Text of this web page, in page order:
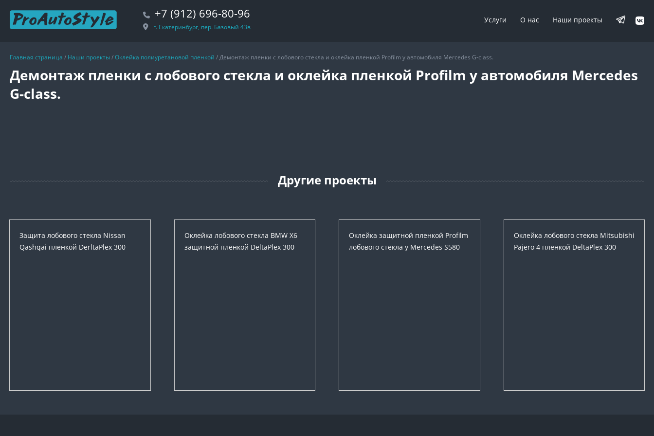
+7 (912) 696-80-96
г. Екатеринбург, пер. Базовый 43в
Услуги О нас Наши проекты
Главная страница / Наши проекты/Оклейка полиуретановой пленкой /Демонтаж пленки с лобового стекла и оклейка пленкой Profilm у автомобиля Mercedes G-class.
Демонтаж пленки с лобового стекла и оклейка пленкой Profilm у автомобиля Mercedes
G-class.
Другие проекты
Защита лобового стекла Nissan
Qashqai пленкой DerltaPlex 300
Оклейка лобового стекла BMW X6
защитной пленкой DeltaPlex 300
Оклейка защитной пленкой Profilm
лобового стекла у Mercedes S580
Оклейка лобового стекла Mitsubishi
Pajero 4 пленкой DeltaPlex 300